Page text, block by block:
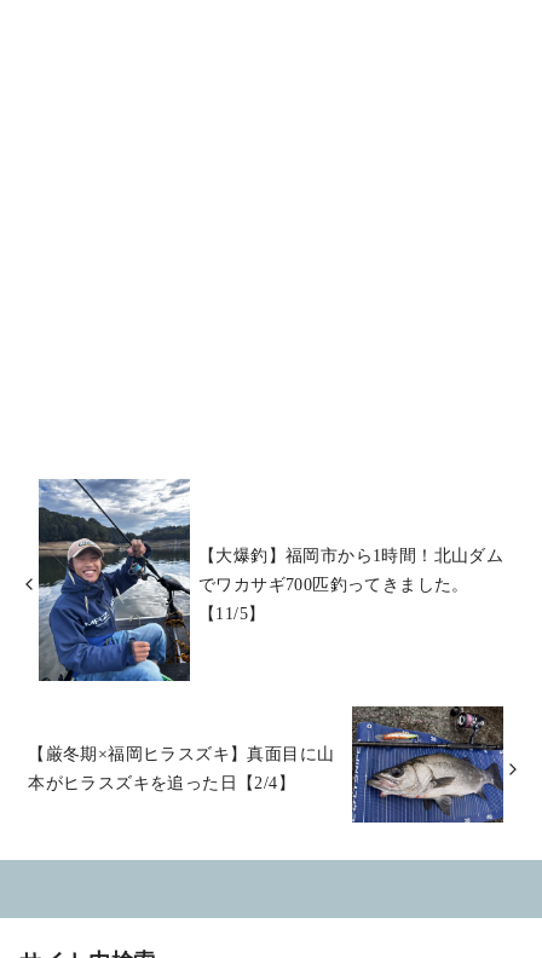
【大爆釣】福岡市から1時間！北山ダム
でワカサギ700匹釣ってきました。
【11/5】
【厳冬期×福岡ヒラスズキ】真面目に山
本がヒラスズキを追った日【2/4】